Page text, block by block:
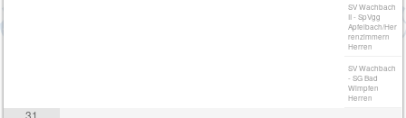
SV Wachbach
II - SpVgg
Apfelbach/Her
renzimmern
Herren
SV Wachbach
- SG Bad
Wimpfen
Herren
31